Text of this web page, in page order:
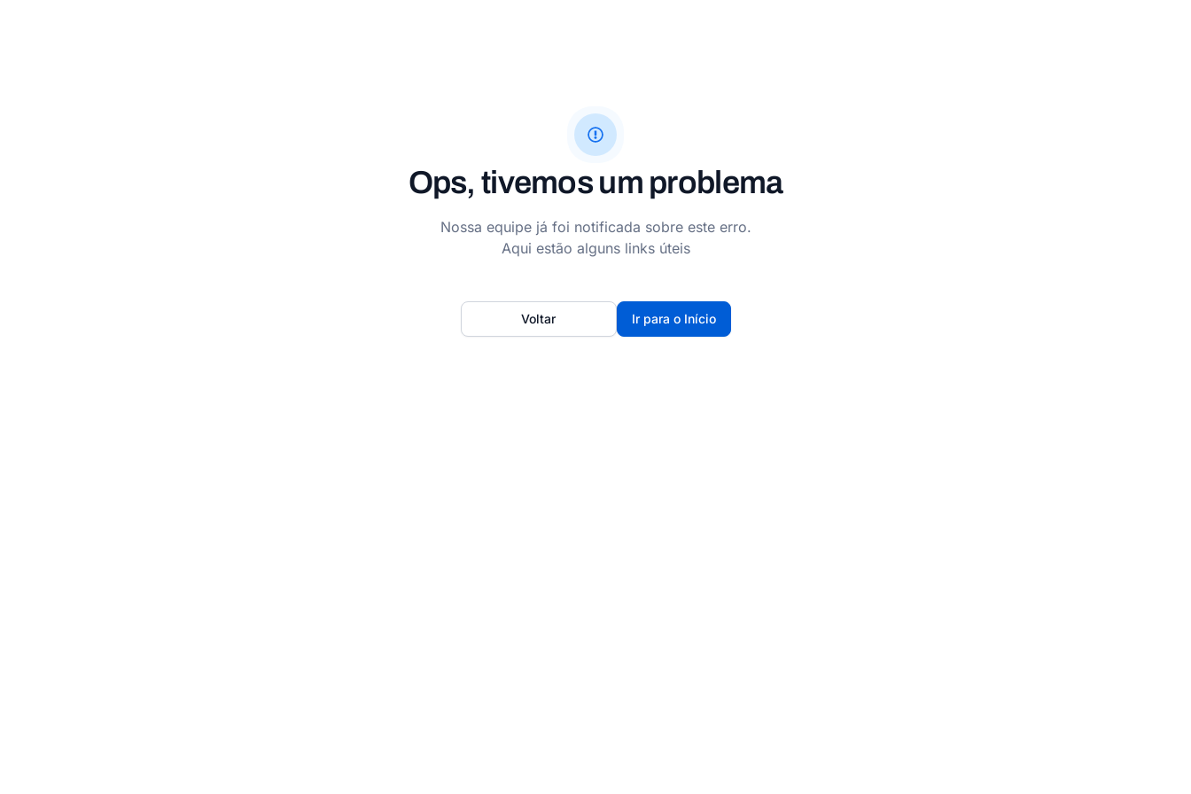
Ops, tivemos um problema
Nossa equipe já foi notificada sobre este erro.
Aqui estão alguns links úteis
Ir para o Início
Voltar